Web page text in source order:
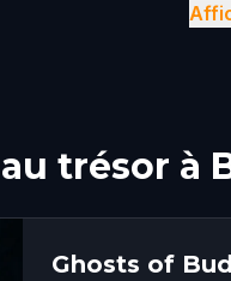
trésor à
Ghosts of